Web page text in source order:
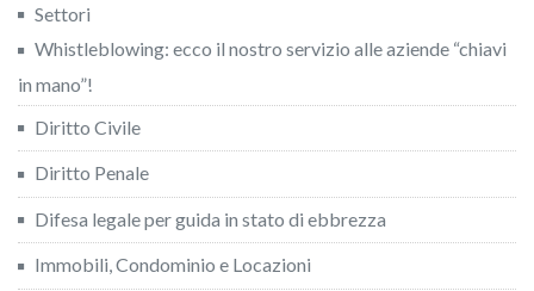
Settori
Whistleblowing: ecco il nostro servizio alle aziende “chiavi
in mano”!
Diritto Civile
Diritto Penale
Difesa legale per guida in stato di ebbrezza
Immobili, Condominio e Locazioni